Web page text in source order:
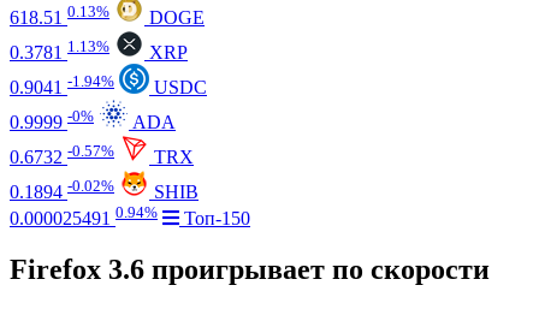
618.51 0.13%
DOGE
0.3781 1.13%
XRP
0.9041 -1.94%
USDC
0.9999 -0%
ADA
0.6732 -0.57%
TRX
0.1894 -0.02%
SHIB
0.000025491 0.94% Топ-150
Firefox 3.6 проигрывает по скорости